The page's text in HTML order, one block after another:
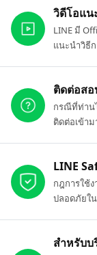
วิดีโอแน
LINE มี
แนะนำวิธีก
ติดต่อส
กรณีที่ท่าน
ติดต่อเข้า
LINE
กฎการใช้ง
ปลอดภัยใ
สำหรับ